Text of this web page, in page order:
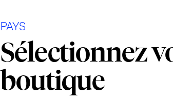
PAYS
Sélectionnez
boutique